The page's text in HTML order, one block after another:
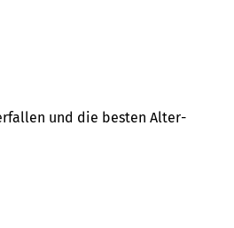
und die besten Alter­